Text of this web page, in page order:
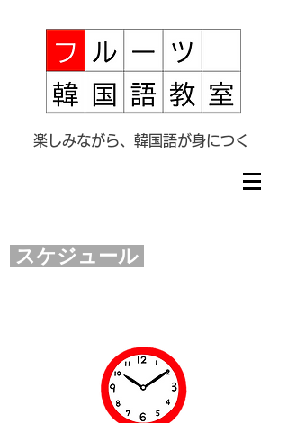
楽しみながら、韓国語が身につく
スケジュール